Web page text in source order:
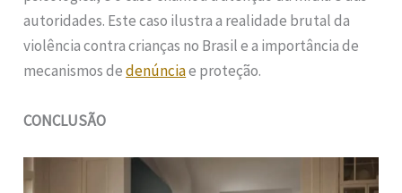
autoridades. Este caso ilustra a realidade brutal da
violência contra crianças no Brasil e a importância de
mecanismos dedenúnciae proteção.
CONCLUSÃO